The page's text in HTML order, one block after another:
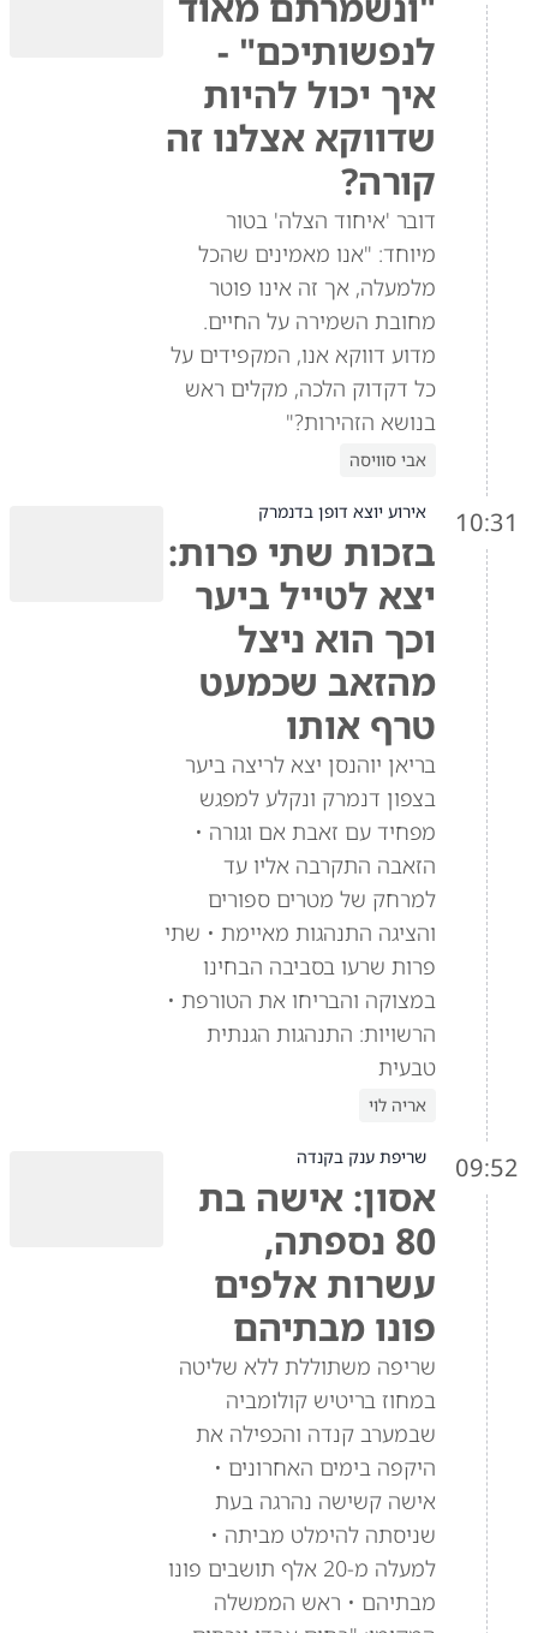
לנפשותיכם" -
איך יכול להיות
שדווקא אצלנו זה
קורה?
דובר 'איחוד הצלה' בטור
מיוחד: "אנו מאמינים שהכל
מלמעלה, אך זה אינו פוטר
מחובת השמירה על החיים.
מדוע דווקא אנו, המקפידים על
כל דקדוק הלכה, מקלים ראש
בנושא הזהירות?"
אבי סוויסה
10:31 אירוע יוצא דופן בדנמרק
בזכות שתי פרות:
יצא לטייל ביער
וכך הוא ניצל
מהזאב שכמעט
טרף אותו
בריאן יוהנסן יצא לריצה ביער
בצפון דנמרק ונקלע למפגש
מפחיד עם זאבת אם וגורה •
הזאבה התקרבה אליו עד
למרחק של מטרים ספורים
והציגה התנהגות מאיימת • שתי
פרות שרעו בסביבה הבחינו
במצוקה והבריחו את הטורפת •
הרשויות: התנהגות הגנתית
טבעית
אריה לוי
09:52 שריפת ענק בקנדה
אסון: אישה בת
80 נספתה,
עשרות אלפים
פונו מבתיהם
שריפה משתוללת ללא שליטה
במחוז בריטיש קולומביה
שבמערב קנדה והכפילה את
היקפה בימים האחרונים •
אישה קשישה נהרגה בעת
שניסתה להימלט מביתה •
למעלה מ-20 אלף תושבים פונו
מבתיהם • ראש הממשלה